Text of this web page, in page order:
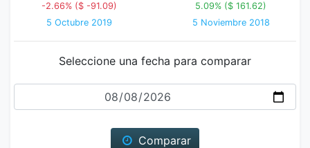
-2.66% ($ -91.09)
5 Octubre 2019
5.09% ($ 161.62)
5 Noviembre 2018
Seleccione una fecha para comparar
Fecha
Comparar